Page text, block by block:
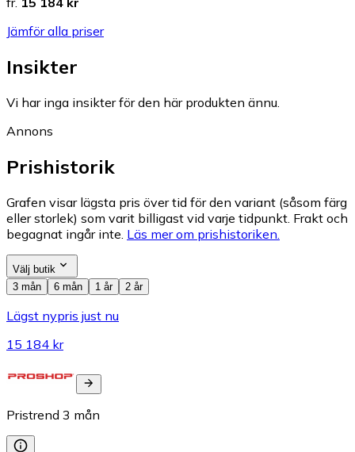
Jämför alla priser
Insikter
Vi har inga insikter för den här produkten ännu.
Annons
Prishistorik
Grafen visar lägsta pris över tid för den variant (såsom färg
eller storlek) som varit billigast vid varje tidpunkt. Frakt och
begagnat ingår inte. Läs mer om prishistoriken.
Välj butik
3 mån
6 mån 1 år 2 år
Lägst nypris just nu
15 184 kr
Pristrend 3 mån